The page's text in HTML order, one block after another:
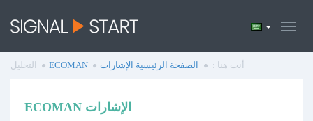
أنت هنا : الصفحة الرئيسية الإشارات ECOMAN التحليل
ECOMAN الإشارات